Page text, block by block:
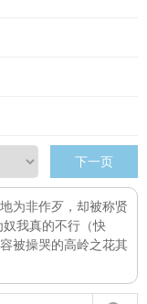
下一页
为非作歹，却被称贤
我真的不行（快
被操哭的高岭之花其